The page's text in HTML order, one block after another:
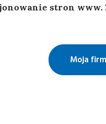
stron www.
Moja